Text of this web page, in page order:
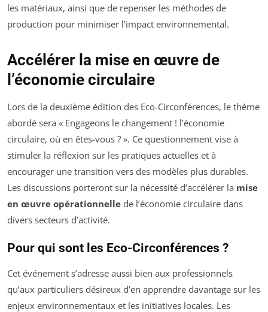
les matériaux, ainsi que de repenser les méthodes de
production pour minimiser l’impact environnemental.
Accélérer la mise en œuvre de
l’économie circulaire
Lors de la deuxième édition des Eco-Circonférences, le thème
abordé sera « Engageons le changement ! l’économie
circulaire, où en êtes-vous ? ». Ce questionnement vise à
stimuler la réflexion sur les pratiques actuelles et à
encourager une transition vers des modèles plus durables.
Les discussions porteront sur la nécessité d’accélérer la mise
en œuvre opérationnelle de l’économie circulaire dans
divers secteurs d’activité.
Pour qui sont les Eco-Circonférences ?
Cet événement s’adresse aussi bien aux professionnels
qu’aux particuliers désireux d’en apprendre davantage sur les
enjeux environnementaux et les initiatives locales. Les